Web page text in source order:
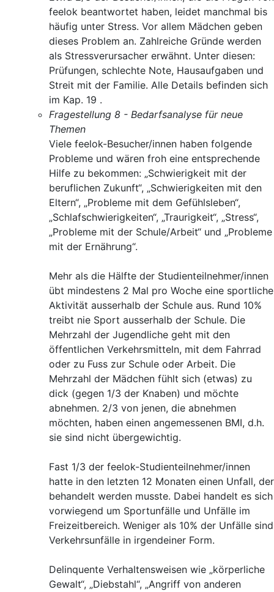
feelok beantwortet haben, leidet manchmal bis
häufig unter Stress. Vor allem Mädchen geben
dieses Problem an. Zahlreiche Gründe werden
als Stressverursacher erwähnt. Unter diesen:
Prüfungen, schlechte Note, Hausaufgaben und
Streit mit der Familie. Alle Details befinden sich
im Kap. 19 .
Fragestellung 8 - Bedarfsanalyse für neue
Themen
Viele feelok-Besucher/innen haben folgende
Probleme und wären froh eine entsprechende
Hilfe zu bekommen: „Schwierigkeit mit der
beruflichen Zukunft“, „Schwierigkeiten mit den
Eltern“, „Probleme mit dem Gefühlsleben“,
„Schlafschwierigkeiten“, „Traurigkeit“, „Stress“,
„Probleme mit der Schule/Arbeit“ und „Probleme
mit der Ernährung“.
Mehr als die Hälfte der Studienteilnehmer/innen
übt mindestens 2 Mal pro Woche eine sportliche
Aktivität ausserhalb der Schule aus. Rund 10%
treibt nie Sport ausserhalb der Schule. Die
Mehrzahl der Jugendliche geht mit den
öffentlichen Verkehrsmitteln, mit dem Fahrrad
oder zu Fuss zur Schule oder Arbeit. Die
Mehrzahl der Mädchen fühlt sich (etwas) zu
dick (gegen 1/3 der Knaben) und möchte
abnehmen. 2/3 von jenen, die abnehmen
möchten, haben einen angemessenen BMI, d.h.
sie sind nicht übergewichtig.
Fast 1/3 der feelok-Studienteilnehmer/innen
hatte in den letzten 12 Monaten einen Unfall, der
behandelt werden musste. Dabei handelt es sich
vorwiegend um Sportunfälle und Unfälle im
Freizeitbereich. Weniger als 10% der Unfälle sind
Verkehrsunfälle in irgendeiner Form.
Delinquente Verhaltensweisen wie „körperliche
Gewalt“, „Diebstahl“, „Angriff von anderen